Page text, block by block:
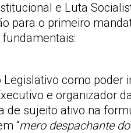
e Luta
para o primeiro
como poder
e organizador
de sujeito ativo na
“mero despachante